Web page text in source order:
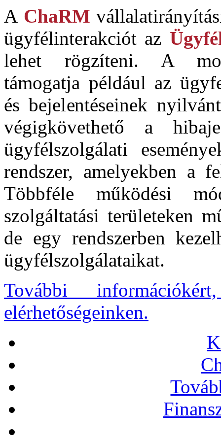
A ChaRM
ügyfélinterakciót az
lehet rögzíteni. A
támogatja például az
és bejelentéseinek
végigkövethető a
ügyfélszolgálati
rendszer, amelyekben a
Többféle működési
szolgáltatási területeken
de egy rendszerben
ügyfélszolgálataikat.
További
elérhetőségeinken.